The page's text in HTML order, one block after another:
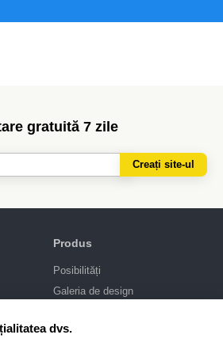
gratuită 7 zile
Creați site-ul
Produs
Posibilități
Galeria de design
Integrări
dvs.